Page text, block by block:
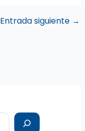
Entrada siguiente →